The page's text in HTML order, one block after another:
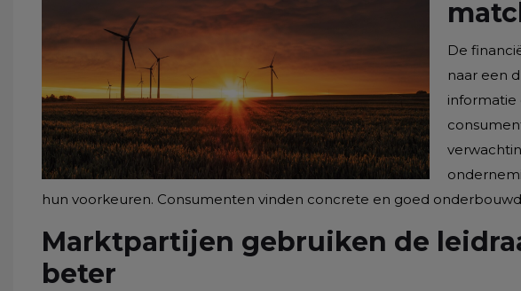
De
naar een
informatie
hun voorkeuren. Consumenten vinden concrete en goed
Marktpartijen gebruiken de
beter